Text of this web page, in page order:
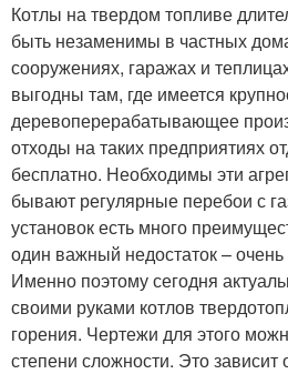
Котлы на твердом топливе
быть незаменимы в частных
сооружениях, гаражах и
выгодны там, где имеется
деревоперерабатывающее
отходы на таких предприятиях
бесплатно. Необходимы эти
бывают регулярные перебои с
установок есть много
один важный недостаток –
Именно поэтому сегодня
своими руками котлов
горения. Чертежи для этого
степени сложности. Это зависит